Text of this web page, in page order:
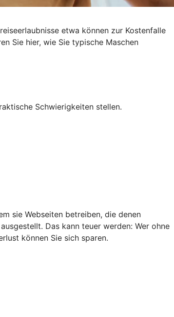
etwa können zur Kostenfalle
Sie hier, wie Sie typische Maschen
Schwierigkeiten stellen.
sie Webseiten betreiben, die denen
Das kann teuer werden: Wer ohne
können Sie sich sparen.